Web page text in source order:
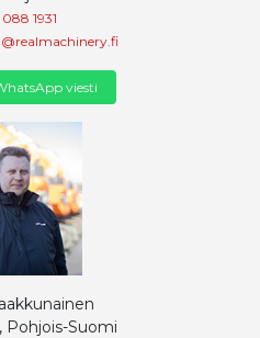
1931
viesti
Pohjois-Suomi